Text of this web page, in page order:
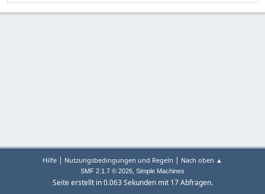
Hilfe | Nutzungsbedingungen und Regeln | Nach oben ▲
SMF 2.1.7 © 2026, Simple Machines
Seite erstellt in 0.063 Sekunden mit 17 Abfragen.